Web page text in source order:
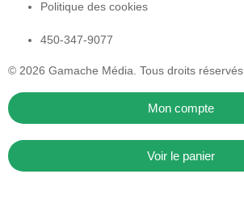
Politique des cookies
450-347-9077
© 2026 Gamache Média. Tous droits réservés
Mon compte
Voir le panier